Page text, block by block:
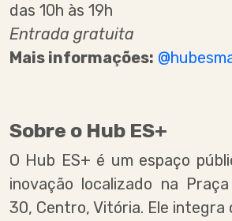
das 10h às 19h
Entrada gratuita
Mais informações:
Sobre o Hub ES+
O Hub ES+ é um espaço
inovação localizado na
30, Centro, Vitória. Ele integra